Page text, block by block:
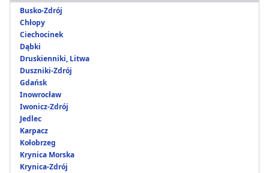
Busko-Zdrój
Chłopy
Ciechocinek
Dąbki
Druskienniki, Litwa
Duszniki-Zdrój
Gdańsk
Inowrocław
Iwonicz-Zdrój
Jedlec
Karpacz
Kołobrzeg
Krynica Morska
Krynica-Zdrój